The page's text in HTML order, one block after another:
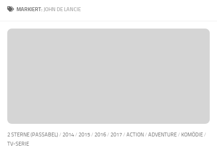
MARKIERT: JOHN DE LANCIE
2 STERNE (PASSABEL)/ 2014/ 2015/ 2016/ 2017/ ACTION/ ADVENTURE/ KOMÖDIE/
TV-SERIE